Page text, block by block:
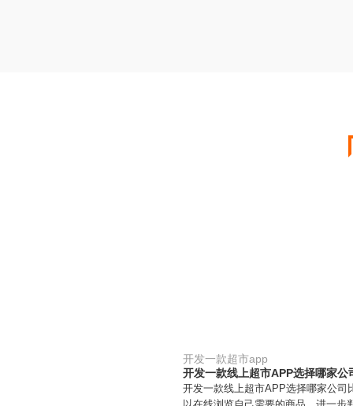
开发一款超市app
开发一款线上超市APP选择哪家公
开发一款线上超市APP选择哪家公司